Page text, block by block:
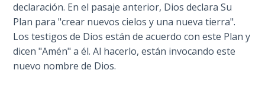
Deuteronomy:
The Second
Law - Speech
10
declaración. En el pasaje anterior, Dios declara Su
Plan para "crear nuevos cielos y una nueva tierra".
Los testigos de Dios están de acuerdo con este Plan y
dicen "Amén" a él. Al hacerlo, están invocando este
nuevo nombre de Dios.